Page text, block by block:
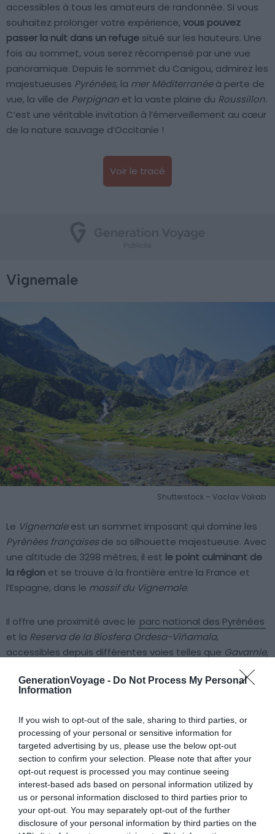
GenerationVoyage - Do Not Process My Personal
Information
If you wish to opt-out of the sale, sharing to third parties, or
processing of your personal or sensitive information for
targeted advertising by us, please use the below opt-out
section to confirm your selection. Please note that after your
opt-out request is processed you may continue seeing
interest-based ads based on personal information utilized by
us or personal information disclosed to third parties prior to
your opt-out. You may separately opt-out of the further
disclosure of your personal information by third parties on the
accessibles à tous les amateurs de randonnée. Si vous
souhaitez prolonger votre expérience, vous pouvez
passer la nuit dans un refuge situé sur les hauteurs. Une
fois au sommet, vous serez récompensé par une vue
panoramique. Depuis le sommet du Canigou, admirez les
majestueuses Pyrénées, la mer Méditerranéeà perte de
vue, la ville de Perpignan et la vaste plaine du Roussillon.
C’est une véritable invitation à l’émerveillement au cœur
de la nature sauvage d’Occitanie !
Voir le tracé
Vignemale
Shutterstock – Vaclav Volrab
Le Vignemaleest un sommet imposant qui domine les
Pyrénées françaises de sa silhouette majestueuse. Avec
une altitude de 3298 mètres, il est le point culminant de
la région et se trouve à la frontière entre la France et
l’Espagne, dans le massif du Vignemale.
Il offre une proximité avec le parc national des Pyrénées
et la Reserva de la Biosfera Ordesa-Viñamala,
accessibles depuis différentes voies telles que Gavarnie,
. L’itinéraire d’accès français emprunte
une partie du célèbre GR 10, ce qui rend l’expérience de
randonnée unique.
L’ascension duVignemalepeut être faite de différentes
manières. La voie la plus facile vous mènera à travers le
glacier d’Ossouejusqu’à la base de la pique Longue. Pour
atteindre le sommet, une escalade relativement facile
sera nécessaire. Une fois là-haut, vous serez
récompensé par une vue panoramique à couper le
souffle des environs, offrantdes paysages d’une beauté